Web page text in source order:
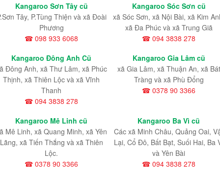
Kangaroo Sơn Tây cũ
Tây, P.Tùng Thiện và xã Đoài
Phương
☎ 098 933 6068
Kangaroo Sóc Sơn cũ
xã Sóc Sơn, xã Nội Bài, xã Kim
xã Đa Phúc và xã Trung Giã
☎ 094 3838 278
Kangaroo Đông Anh Cũ
Đông Anh, xã Thư Lâm, xã Phúc
Thịnh, xã Thiên Lộc và xã Vĩnh
Thanh
☎ 094 3838 278
Kangaroo Gia Lâm cũ
xã Gia Lâm, xã Thuận An, xã Bát
Tràng và xã Phù Đổng
☎ 0378 90 3366
Kangaroo Mê Linh cũ
Mê Linh, xã Quang Minh, xã Yên
Lãng, xã Tiến Thắng và xã Thiên
Lộc.
☎ 0378 90 3366
Kangaroo Ba Vì cũ
Các xã Minh Châu, Quảng Oai,
Lại, Cổ Đô, Bất Bạt, Suối Hai, Ba
và Yên Bài
☎ 094 3838 278